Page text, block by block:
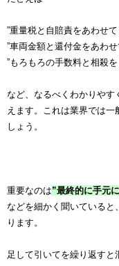
”重量税と自賠責をあわせ
”車両金額と還付金をあわ
”もろもろの手数料と相殺
など、なるべくわかりやす
えます。これは業界では一
しょう。
重要なのは”最終的に手元
などを細かく聞いていると
ります。
足して引いてを繰り返す